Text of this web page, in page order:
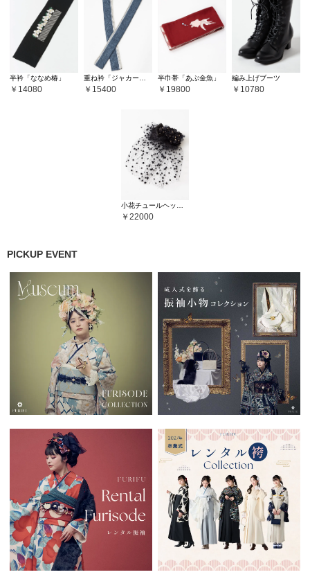
半衿「ななめ椿」
14080 15400
半巾帯「あぶ金魚」
19800
編み上げブーツ
10780
22000
PICKUP EVENT